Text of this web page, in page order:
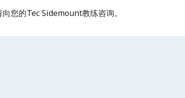
您的Tec Sidemount教练咨询。